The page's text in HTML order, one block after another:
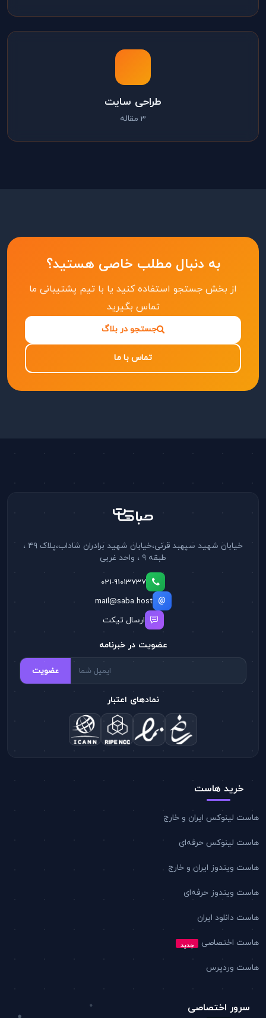
طراحی سایت
3 مقاله
به دنبال مطلب خاصی هستید؟
از بخش جستجو استفاده کنید یا با تیم پشتیبانی ما
تماس بگیرید
جستجو در بلاگ
تماس با ما
خرید هاست
هاست لینوکس ایران و خارج
هاست لینوکس حرفه‌ای
هاست ویندوز ایران و خارج
هاست ویندوز حرفه‌ای
هاست دانلود ایران
هاست اختصاصی جدید
هاست وردپرس
سرور اختصاصی
خیابان شهید سپهبد قرنی،خیابان شهید برادران شاداب،پلاک ۴۹ ،
طبقه ۹ ، واحد غربی
021-91013737
mail@saba.host
ارسال تیکت
عضویت در خبرنامه
عضویت
نمادهای اعتبار